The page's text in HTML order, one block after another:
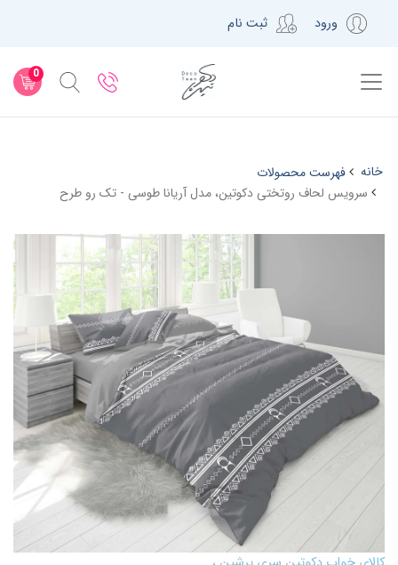
ورود ثبت نام
0
خانه
فهرست محصولات
سرویس لحاف روتختی دکوتین، مدل آریانا طوسی - تک رو طرح